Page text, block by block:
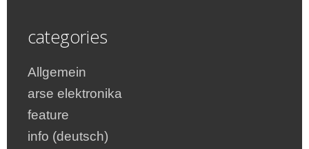
categories
Allgemein
arse elektronika
feature
info (deutsch)